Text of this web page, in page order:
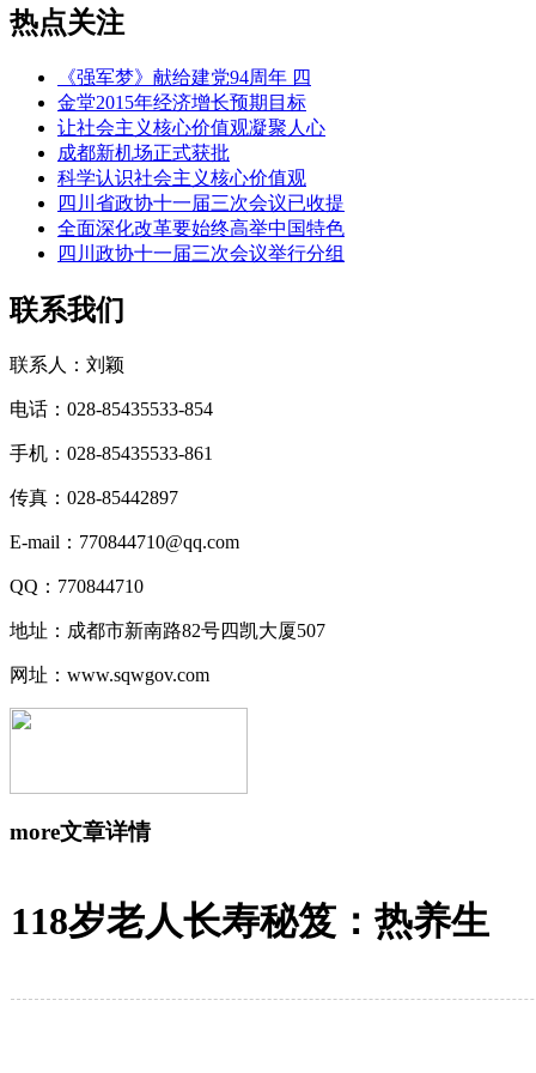
热点关注
《强军梦》献给建党94周年 四
金堂2015年经济增长预期目标
让社会主义核心价值观凝聚人心
成都新机场正式获批
科学认识社会主义核心价值观
四川省政协十一届三次会议已收提
全面深化改革要始终高举中国特色
四川政协十一届三次会议举行分组
联系我们
联系人：刘颖
电话：028-85435533-854
手机：028-85435533-861
传真：028-85442897
E-mail：770844710@qq.com
QQ：770844710
地址：成都市新南路82号四凯大厦507
网址：www.sqwgov.com
more文章详情
118岁老人长寿秘笈：热养生